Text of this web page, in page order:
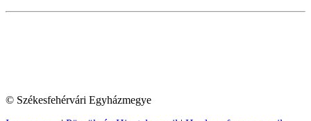
© Székesfehérvári Egyházmegye